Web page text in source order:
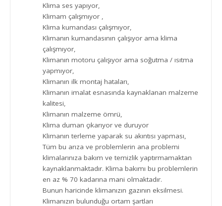
Klima ses yapıyor,
Klimam çalışmıyor ,
Klima kumandası çalışmıyor,
Klimanın kumandasının çalışıyor ama klima
çalışmıyor,
Klimanın motoru çalışıyor ama soğutma / ısıtma
yapmıyor,
Klimanın ilk montaj hataları,
Klimanın imalat esnasında kaynaklanan malzeme
kalitesi,
Klimanın malzeme ömrü,
Klima duman çıkarıyor ve duruyor
Klimanın terleme yaparak su akıntısı yapması,
Tüm bu arıza ve problemlerin ana problemi
klimalarınıza bakım ve temizlik yaptırmamaktan
kaynaklanmaktadır. Klima bakımı bu problemlerin
en az % 70 kadarına mani olmaktadır.
Bunun haricinde klimanızın gazının eksilmesi.
Klimanızın bulunduğu ortam şartları